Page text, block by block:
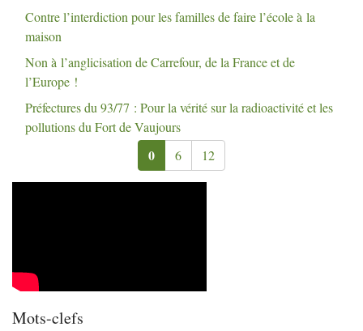
Contre l’interdiction pour les familles de faire l’école à la
maison
Non à l’anglicisation de Carrefour, de la France et de
l’Europe !
Préfectures du 93/77 : Pour la vérité sur la radioactivité et les
pollutions du Fort de Vaujours
0 6 12
Mots-clefs